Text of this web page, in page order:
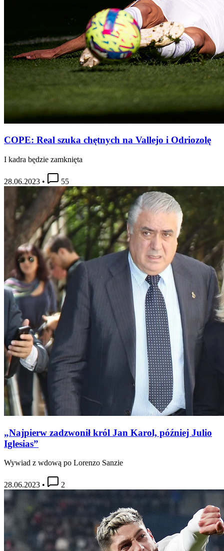
COPE: Real szuka chętnych na Vallejo i Odriozolę
I kadra będzie zamknięta
28.06.2023 • 55
„Najpierw zadzwonił król Jan Karol, później Julio
Iglesias”
Wywiad z wdową po Lorenzo Sanzie
28.06.2023 • 2